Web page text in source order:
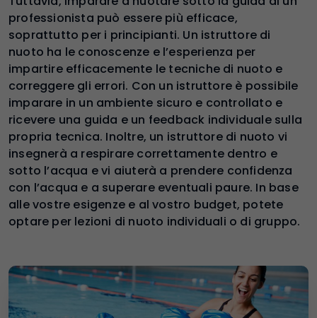
professionista può essere più efficace,
soprattutto per i principianti. Un istruttore di
nuoto ha le conoscenze e l’esperienza per
impartire efficacemente le tecniche di nuoto e
correggere gli errori. Con un istruttore è possibile
imparare in un ambiente sicuro e controllato e
ricevere una guida e un feedback individuale sulla
propria tecnica. Inoltre, un istruttore di nuoto vi
insegnerà a respirare correttamente dentro e
sotto l’acqua e vi aiuterà a prendere confidenza
con l’acqua e a superare eventuali paure. In base
alle vostre esigenze e al vostro budget, potete
optare per lezioni di nuoto individuali o di gruppo.